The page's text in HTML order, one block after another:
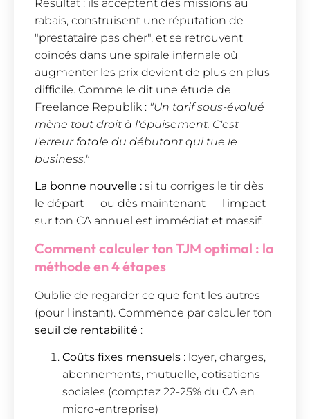
Résultat : ils acceptent des missions au
rabais, construisent une réputation de
"prestataire pas cher", et se retrouvent
coincés dans une spirale infernale où
augmenter les prix devient de plus en plus
difficile. Comme le dit une étude de
Freelance Republik : "Un tarif sous-évalué
mène tout droit à l'épuisement. C'est
l'erreur fatale du débutant qui tue le
business."
La bonne nouvelle : si tu corriges le tir dès
le départ — ou dès maintenant — l'impact
sur ton CA annuel est immédiat et massif.
Comment calculer ton TJM optimal : la
méthode en 4 étapes
Oublie de regarder ce que font les autres
(pour l'instant). Commence par calculer ton
seuil de rentabilité :
Coûts fixes mensuels : loyer, charges,
abonnements, mutuelle, cotisations
sociales (comptez 22-25% du CA en
micro-entreprise)